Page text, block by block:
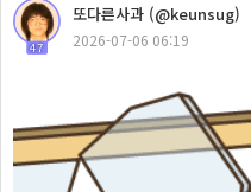
47
또다른사과 (@keunsug)
2026-07-06 06:19